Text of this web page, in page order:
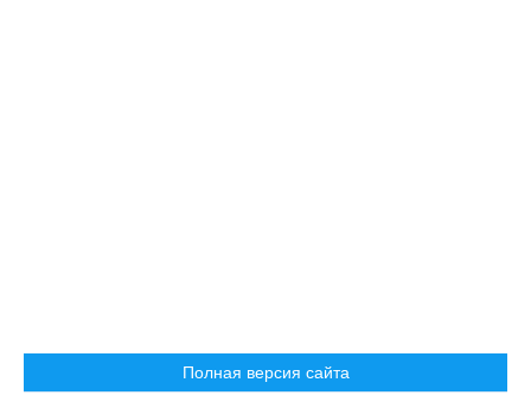
Полная версия сайта